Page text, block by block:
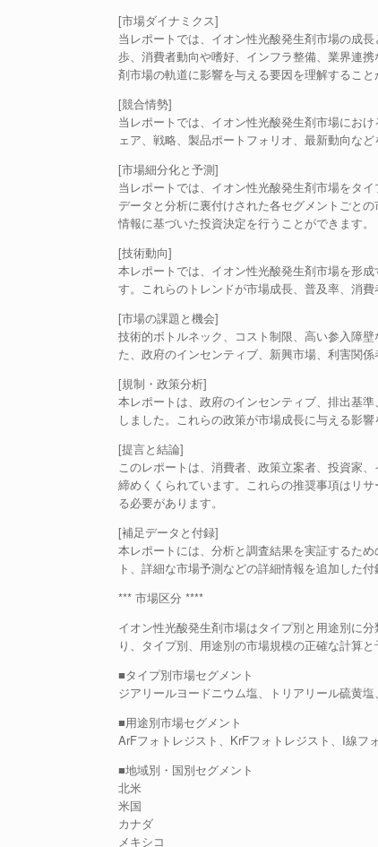
[市場ダイナミクス]
当レポートでは、イオン性光酸発生剤市場の成
歩、消費者動向や嗜好、インフラ整備、業界連
剤市場の軌道に影響を与える要因を理解すること
[競合情勢]
当レポートでは、イオン性光酸発生剤市場にお
ェア、戦略、製品ポートフォリオ、最新動向など
[市場細分化と予測]
当レポートでは、イオン性光酸発生剤市場をタ
データと分析に裏付けされた各セグメントごと
情報に基づいた投資決定を行うことができます。
[技術動向]
本レポートでは、イオン性光酸発生剤市場を形
す。これらのトレンドが市場成長、普及率、消費
[市場の課題と機会]
技術的ボトルネック、コスト制限、高い参入障
た、政府のインセンティブ、新興市場、利害関
[規制・政策分析]
本レポートは、政府のインセンティブ、排出基
しました。これらの政策が市場成長に与える影
[提言と結論]
このレポートは、消費者、政策立案者、投資家
締めくくられています。これらの推奨事項はリ
る必要があります。
[補足データと付録]
本レポートには、分析と調査結果を実証するた
ト、詳細な市場予測などの詳細情報を追加した付
*** 市場区分 ****
イオン性光酸発生剤市場はタイプ別と用途別に
り、タイプ別、用途別の市場規模の正確な計算と
■タイプ別市場セグメント
ジアリールヨードニウム塩、トリアリール硫黄
■用途別市場セグメント
ArFフォトレジスト、KrFフォトレジスト、I線フ
■地域別・国別セグメント
北米
米国
カナダ
メキシコ